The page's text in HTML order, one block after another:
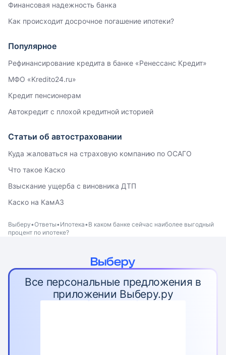
Финансовая надежность банка
Как происходит досрочное погашение ипотеки?
Популярное
Рефинансирование кредита в банке «Ренессанс Кредит»
МФО «Kredito24.ru»
Кредит пенсионерам
Автокредит с плохой кредитной историей
Статьи об автостраховании
Куда жаловаться на страховую компанию по ОСАГО
Что такое Каско
Взыскание ущерба с виновника ДТП
Каско на КамАЗ
Выберу Ответы Ипотека В каком банке сейчас наиболее выгодный
процент по ипотеке?
Все персональные предложения в
приложении Выберу.ру